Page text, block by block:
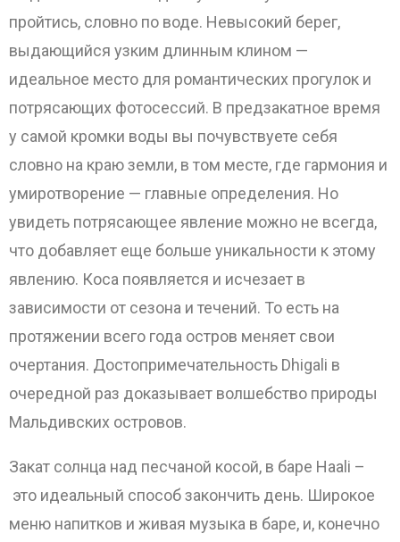
пройтись, словно по воде. Невысокий берег,
выдающийся узким длинным клином —
идеальное место для романтических прогулок и
потрясающих фотосессий. В предзакатное время
у самой кромки воды вы почувствуете себя
словно на краю земли, в том месте, где гармония и
умиротворение — главные определения. Но
увидеть потрясающее явление можно не всегда,
что добавляет еще больше уникальности к этому
явлению. Коса появляется и исчезает в
зависимости от сезона и течений. То есть на
протяжении всего года остров меняет свои
очертания. Достопримечательность Dhigali в
очередной раз доказывает волшебство природы
Мальдивских островов.
Закат солнца над песчаной косой, в баре Haali –
это идеальный способ закончить день. Широкое
меню напитков и живая музыка в баре, и, конечно